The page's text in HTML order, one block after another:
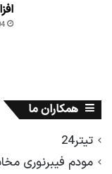
همکاران ما
تیتر24
مودم فیبرنوری